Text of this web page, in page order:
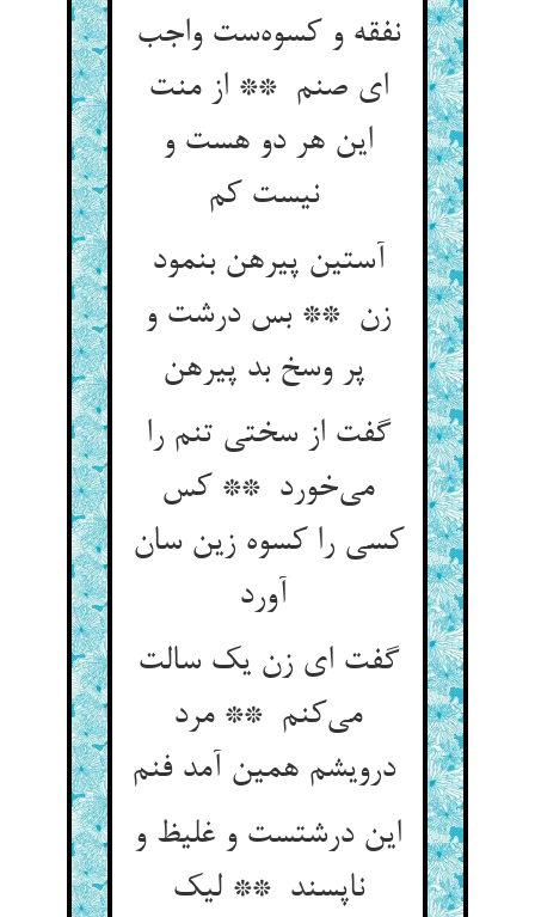
نفقه و کسوه‌ست واجب
ای صنم ** از منت
این هر دو هست و
نیست کم
آستین پیرهن بنمود
زن ** بس درشت و
پر وسخ بد پیرهن
گفت از سختی تنم را
می‌خورد ** کس
کسی را کسوه زین سان
گفت ای زن یک سالت
می‌کنم ** مرد
درویشم همین آمد فنم
این درشتست و غلیظ و
ناپسند ** لیک